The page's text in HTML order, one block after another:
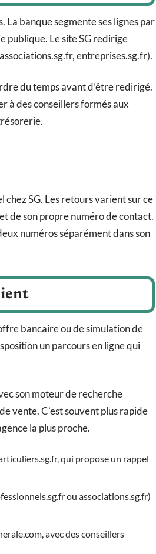
La banque segmente ses lignes par
publique. Le site SG redirige
entreprises.sg.fr).
du temps avant d’être redirigé.
à des conseillers formés aux
SG. Les retours varient sur ce
de son propre numéro de contact.
numéros séparément dans son
bancaire ou de simulation de
un parcours en ligne qui
son moteur de recherche
vente. C’est souvent plus rapide
la plus proche.
qui propose un rappel
ou associations.sg.fr)
avec des conseillers